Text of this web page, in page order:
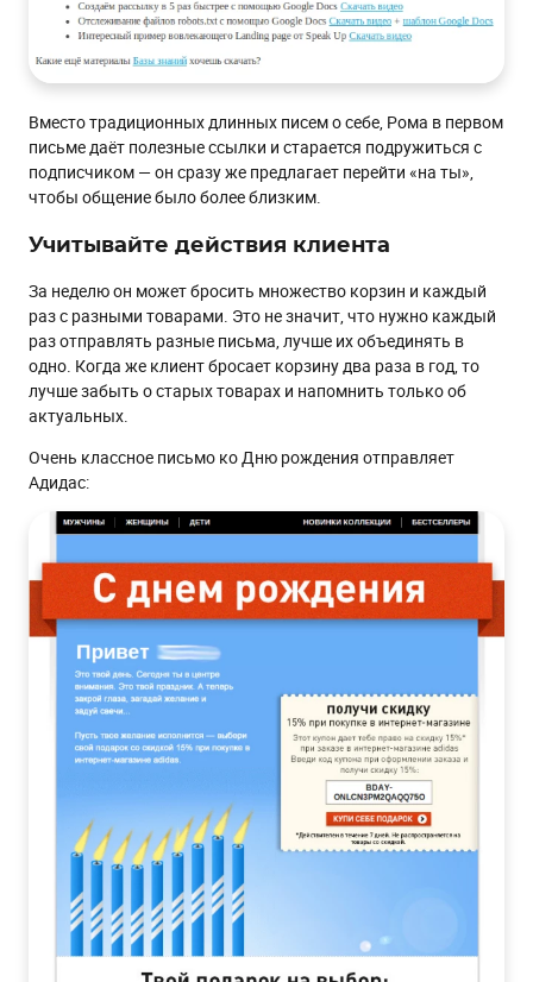
Вместо традиционных длинных писем о себе, Рома в первом
письме даёт полезные ссылки и старается подружиться с
подписчиком — он сразу же предлагает перейти «на ты»,
чтобы общение было более близким.
Учитывайте действия клиента
За неделю он может бросить множество корзин и каждый
раз с разными товарами. Это не значит, что нужно каждый
раз отправлять разные письма, лучше их объединять в
одно. Когда же клиент бросает корзину два раза в год, то
лучше забыть о старых товарах и напомнить только об
актуальных.
Очень классное письмо ко Дню рождения отправляет
Адидас: